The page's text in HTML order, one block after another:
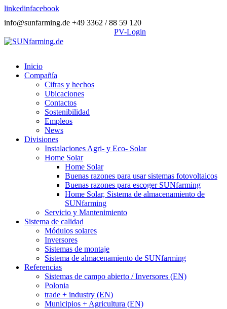
linkedinfacebook
info@sunfarming.de +49 3362 / 88 59 120
PV-Login
Inicio
Compañía
Cifras y hechos
Ubicaciones
Contactos
Sostenibilidad
Empleos
News
Divisiones
Instalaciones Agri- y Eco- Solar
Home Solar
Home Solar
Buenas razones para usar sistemas fotovoltaicos
Buenas razones para escoger SUNfarming
Home Solar, Sistema de almacenamiento de
SUNfarming
Servicio y Mantenimiento
Sistema de calidad
Módulos solares
Inversores
Sistemas de montaje
Sistema de almacenamiento de SUNfarming
Referencias
Sistemas de campo abierto / Inversores (EN)
Polonia
trade + industry (EN)
Municipios + Agricultura (EN)